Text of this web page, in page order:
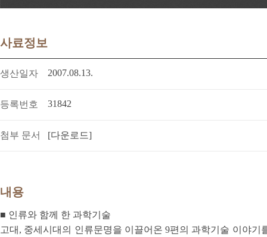
사료정보
생산일자 2007.08.13.
등록번호 31842
첨부 문서 [다운로드]
내용
■ 인류와 함께 한 과학기술
고대, 중세시대의 인류문명을 이끌어온 9편의 과학기술 이야